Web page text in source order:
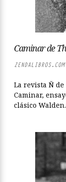
Caminar de
ZENDALIBROS.COM
La revista Ñ
Caminar,
clásico